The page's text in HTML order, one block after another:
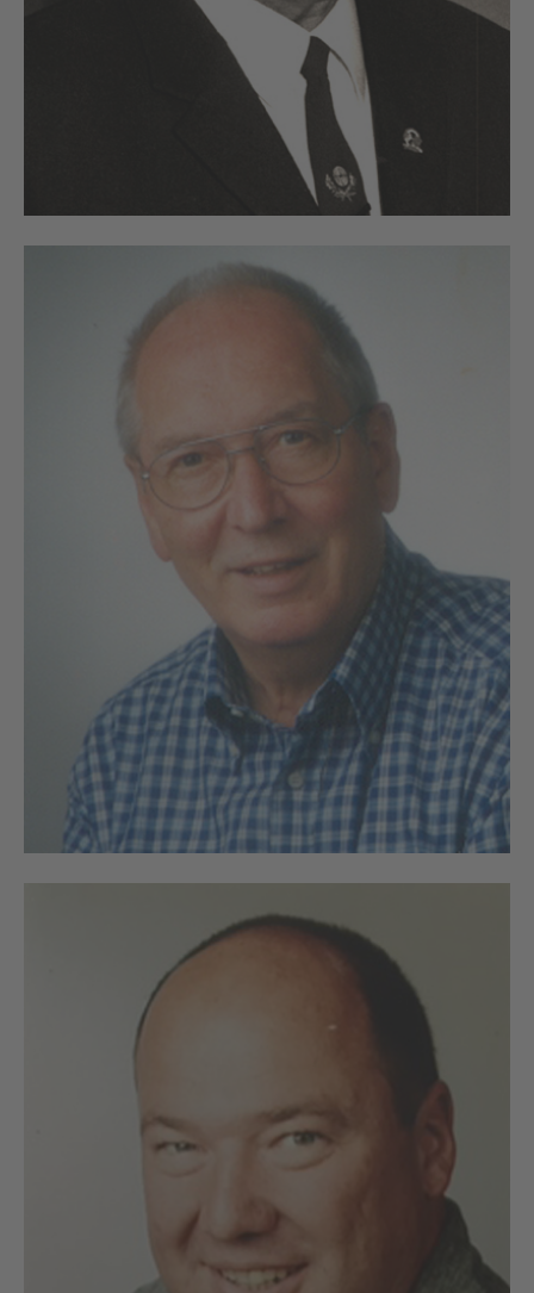
Lorem ipsum dolor sit amet, consectetuer adipiscing
Aenean commodo ligula eget dolor. Aenean massa. Cum
sociis natoque penatibus et magnis dis parturient montes,
nascetur ridiculus mus. Donec quam felis, ultricies nec.